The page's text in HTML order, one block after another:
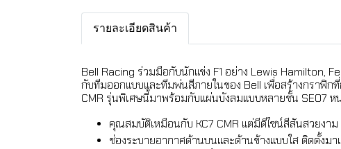
รายละเอียดสินค้า
Bell Racing ร่วมมือกับนักแข่ง F1 อย่าง Lewis Hamilton,
กับทีมออกแบบและทีมพ่นสีภายในของ Bell เพื่อสร้างกราฟิก
CMR รุ่นพิเศษนี้มาพร้อมกับแผ่นบังลมแบบหลายชั้น SE07 ห
คุณสมบัติเหมือนกับ KC7 CMR แต่มีดีไซน์สีสันสวยงาม
ช่องระบายอากาศด้านบนและด้านข้างแบบใส ติดตั้งม